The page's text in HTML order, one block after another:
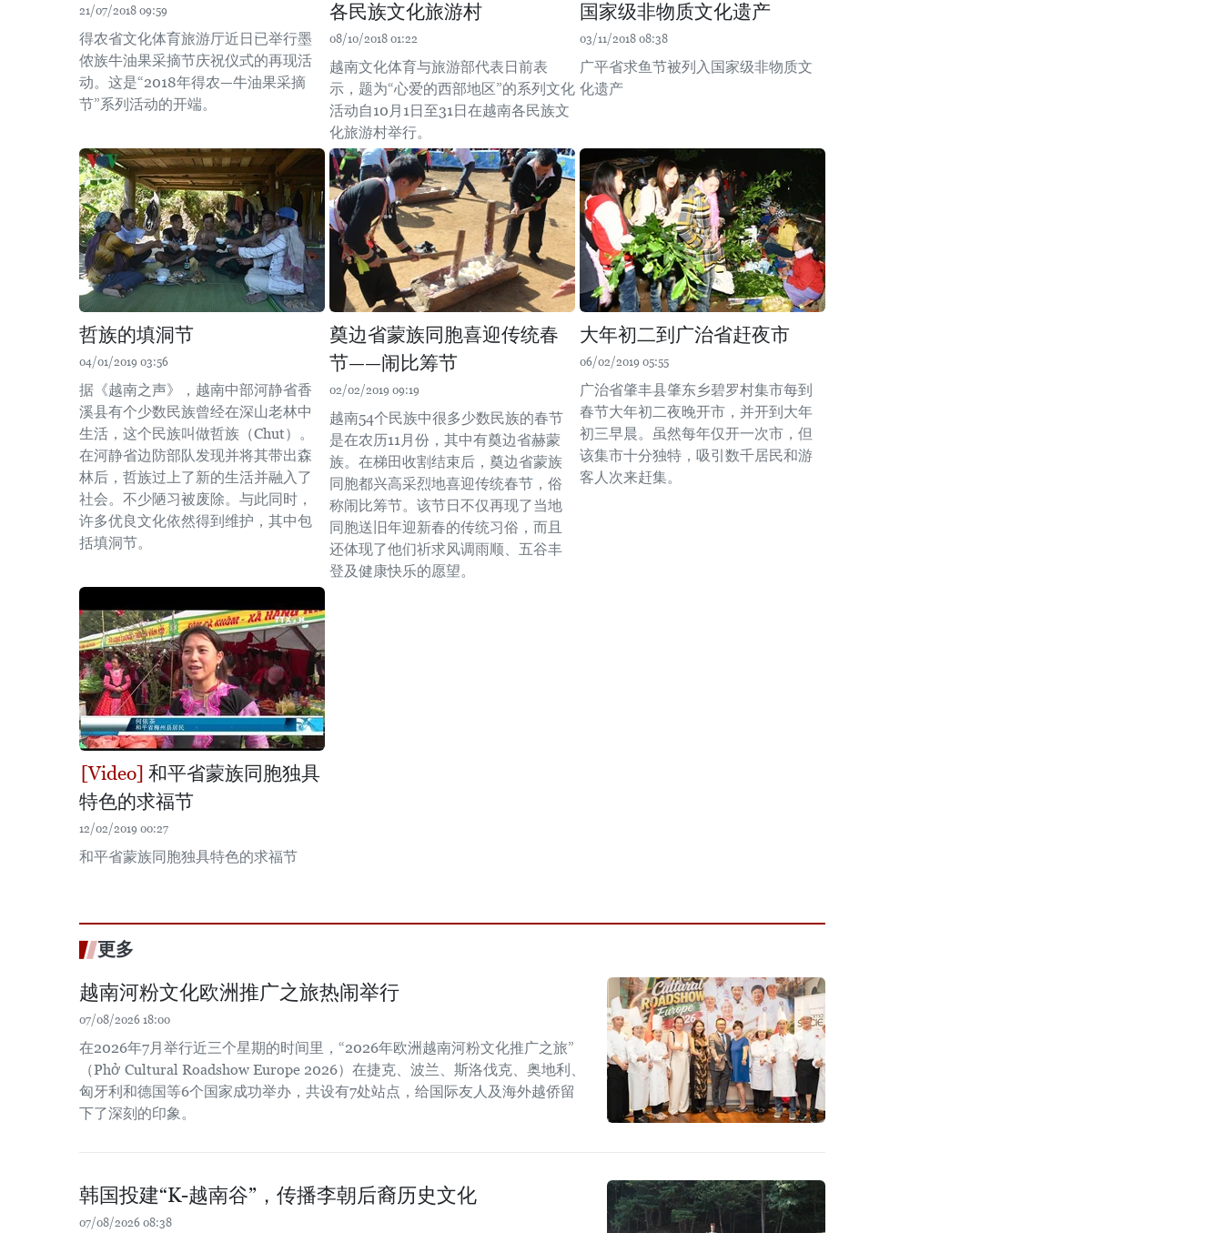
21/07/2018 09:59
得农省文化体育旅游厅近日已举行墨
侬族牛油果采摘节庆祝仪式的再现活
动。这是“2018年得农—牛油果采摘
节”系列活动的开端。
各民族文化旅游村
08/10/2018 01:22
越南文化体育与旅游部代表日前表
示，题为“心爱的西部地区”的系列文化
活动自10月1日至31日在越南各民族文
化旅游村举行。
国家级非物质文化遗产
03/11/2018 08:38
广平省求鱼节被列入国家级非物质文
化遗产
哲族的填洞节
04/01/2019 03:56
据《越南之声》，越南中部河静省香
溪县有个少数民族曾经在深山老林中
生活，这个民族叫做哲族（Chut）。
在河静省边防部队发现并将其带出森
林后，哲族过上了新的生活并融入了
社会。不少陋习被废除。与此同时，
许多优良文化依然得到维护，其中包
括填洞节。
奠边省蒙族同胞喜迎传统春
节——闹比筹节
02/02/2019 09:19
越南54个民族中很多少数民族的春节
是在农历11月份，其中有奠边省赫蒙
族。在梯田收割结束后，奠边省蒙族
同胞都兴高采烈地喜迎传统春节，俗
称闹比筹节。该节日不仅再现了当地
同胞送旧年迎新春的传统习俗，而且
还体现了他们祈求风调雨顺、五谷丰
登及健康快乐的愿望。
大年初二到广治省赶夜市
06/02/2019 05:55
广治省肇丰县肇东乡碧罗村集市每到
春节大年初二夜晚开市，并开到大年
初三早晨。虽然每年仅开一次市，但
该集市十分独特，吸引数千居民和游
客人次来赶集。
和平省蒙族同胞独具
特色的求福节
12/02/2019 00:27
和平省蒙族同胞独具特色的求福节
更多
越南河粉文化欧洲推广之旅热闹举行
07/08/2026 18:00
在2026年7月举行近三个星期的时间里，“2026年欧洲越南河粉文化推广之旅”
（Phở Cultural Roadshow Europe 2026）在捷克、波兰、斯洛伐克、奥地利、
匈牙利和德国等6个国家成功举办，共设有7处站点，给国际友人及海外越侨留
下了深刻的印象。
韩国投建“K-越南谷”，传播李朝后裔历史文化
07/08/2026 08:38